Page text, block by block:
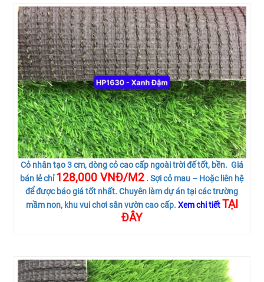
Cỏ nhân tạo 3 cm, dòng cỏ cao cấp ngoài trời đế tốt, bền. Giá
bán lẻ chỉ128,000 VNĐ/M2 . Sợi cỏ mau – Hoặc liên hệ
để được báo giá tốt nhất. Chuyên làm dự án tại các trường
mầm non, khu vui chơi sân vườn cao cấp. Xem chi tiếtTẠI
ĐÂY